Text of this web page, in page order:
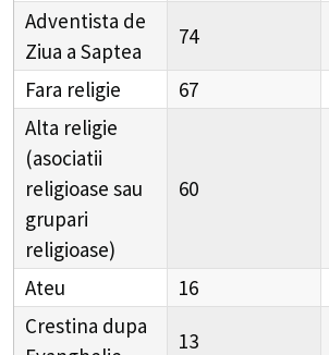
Adventista de
Ziua a Saptea
74
Fara religie 67
Alta religie
(asociatii
religioase sau
grupari
religioase)
60
Ateu 16
Crestina dupa
13